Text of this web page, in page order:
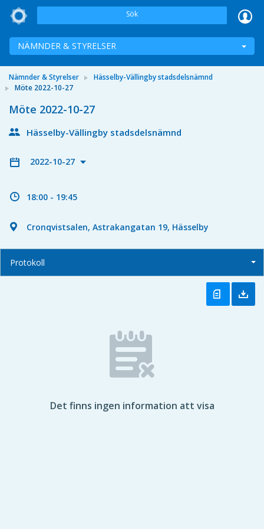
Sök
NÄMNDER & STYRELSER
Nämnder & Styrelser
Hässelby-Vällingby stadsdelsnämnd
Möte 2022-10-27
Möte 2022-10-27
Hässelby-Vällingby stadsdelsnämnd
2022-10-27
18:00 - 19:45
Cronqvistsalen, Astrakangatan 19, Hässelby
Protokoll
Det finns ingen information att visa